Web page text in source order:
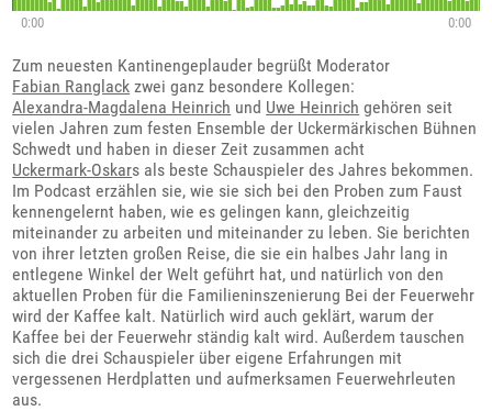
0:00
0:00
Zum neuesten Kantinengeplauder begrüßt Moderator
Fabian Ranglack zwei ganz besondere Kollegen:
Alexandra-Magdalena Heinrich und Uwe Heinrich gehören seit
vielen Jahren zum festen Ensemble der Uckermärkischen Bühnen
Schwedt und haben in dieser Zeit zusammen acht
Uckermark-Oskars als beste Schauspieler des Jahres bekommen.
Im Podcast erzählen sie, wie sie sich bei den Proben zum Faust
kennengelernt haben, wie es gelingen kann, gleichzeitig
miteinander zu arbeiten und miteinander zu leben. Sie berichten
von ihrer letzten großen Reise, die sie ein halbes Jahr lang in
entlegene Winkel der Welt geführt hat, und natürlich von den
aktuellen Proben für die Familieninszenierung Bei der Feuerwehr
wird der Kaffee kalt. Natürlich wird auch geklärt, warum der
Kaffee bei der Feuerwehr ständig kalt wird. Außerdem tauschen
sich die drei Schauspieler über eigene Erfahrungen mit
vergessenen Herdplatten und aufmerksamen Feuerwehrleuten
aus.